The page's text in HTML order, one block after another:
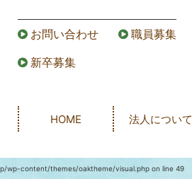
お問い合わせ
職員募集
新卒募集
HOME 法人について
wp-content/themes/oaktheme/visual.php on line 49